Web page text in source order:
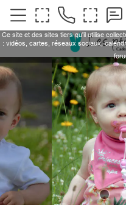
Ce site et des sites tiers qu'il utilise
: vidéos, cartes, réseaux sociaux,